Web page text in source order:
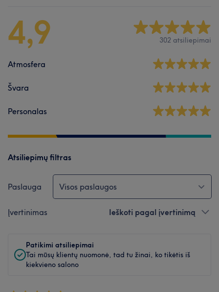
4,9 302 atsiliepimai
Atmosfera
Švara
Personalas
Atsiliepimų filtras
Paslauga Visos paslaugos
Įvertinimas Ieškoti pagal įvertinimą
Patikimi atsiliepimai
Tai mūsų klientų nuomonė, tad tu žinai, ko tikėtis iš
kiekvieno salono